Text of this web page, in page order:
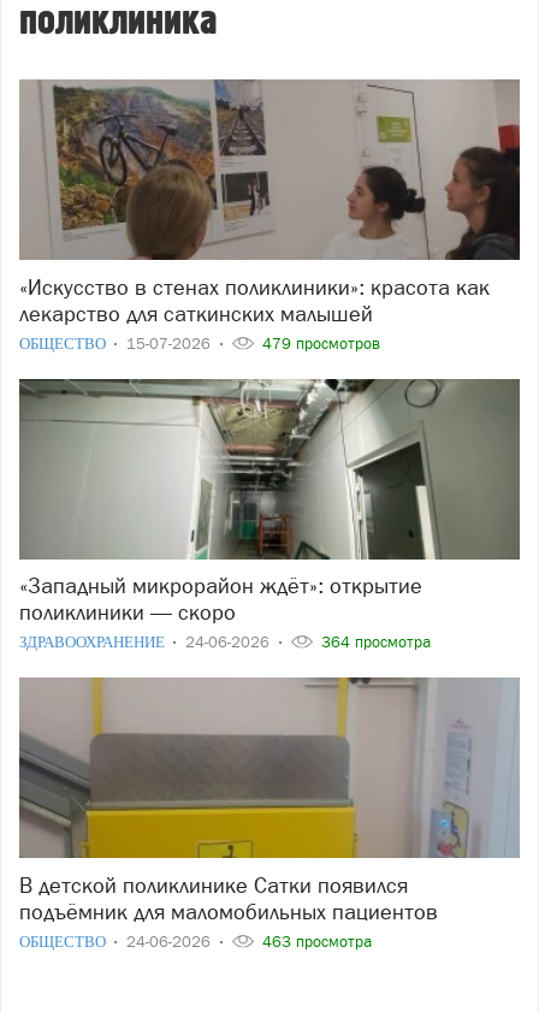
поликлиника
«Искусство в стенах поликлиники»: красота как
лекарство для саткинских малышей
ОБЩЕСТВО 15-07-2026 479 просмотров
«Западный микрорайон ждёт»: открытие
поликлиники — скоро
ЗДРАВООХРАНЕНИЕ 24-06-2026 364 просмотра
В детской поликлинике Сатки появился
подъёмник для маломобильных пациентов
ОБЩЕСТВО 24-06-2026 463 просмотра